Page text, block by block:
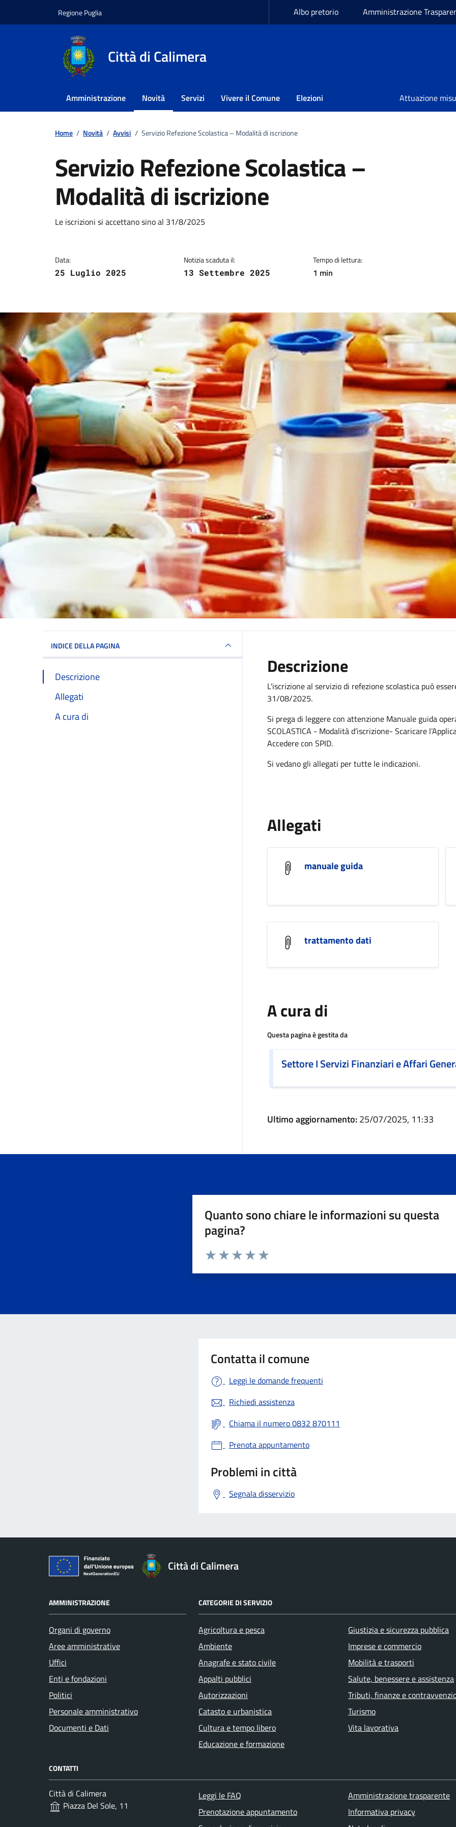
Regione Puglia Albo pretorio Amministrazione
Città di Calimera
Amministrazione Novità Servizi Vivere il Comune Elezioni Attuazione
Home / Novità / Avvisi / Servizio Refezione Scolastica – Modalità di iscrizione
Servizio Refezione Scolastica –
Modalità di iscrizione
Dettagli della notizia
Le iscrizioni si accettano sino al 31/8/2025
Data:
25 Luglio 2025
Notizia scaduta il:
13 Settembre 2025
Tempo di lettura:
1 min
INDICE DELLA PAGINA
Descrizione
Allegati
A cura di
Descrizione
L'iscrizione al servizio di refezione scolastica può
31/08/2025.
Si prega di leggere con attenzione Manuale guida
SCOLASTICA - Modalità d’iscrizione- Scaricare
Accedere con SPID.
Si vedano gli allegati per tutte le indicazioni.
Allegati
manuale guida
trattamento dati
A cura di
Questa pagina è gestita da
Settore I Servizi Finanziari e Affari
Ultimo aggiornamento:25/07/2025, 11:33
Quanto sono chiare le informazioni su questa
pagina?
Contatta il comune
Leggi le domande frequenti
Richiedi assistenza
Chiama il numero 0832 870111
Prenota appuntamento
Problemi in città
Segnala disservizio
Città di Calimera
AMMINISTRAZIONE
Organi di governo
Aree amministrative
Uffici
Enti e fondazioni
Politici
Personale amministrativo
Documenti e Dati
CATEGORIE DI SERVIZIO
Agricoltura e pesca
Ambiente
Anagrafe e stato civile
Appalti pubblici
Autorizzazioni
Catasto e urbanistica
Cultura e tempo libero
Educazione e formazione
Giustizia e sicurezza pubblica
Imprese e commercio
Mobilità e trasporti
Salute, benessere e assistenza
Tributi, finanze e
Turismo
Vita lavorativa
CONTATTI
Città di Calimera
Piazza Del Sole, 11
Leggi le FAQ
Prenotazione appuntamento
Amministrazione trasparente
Informativa privacy